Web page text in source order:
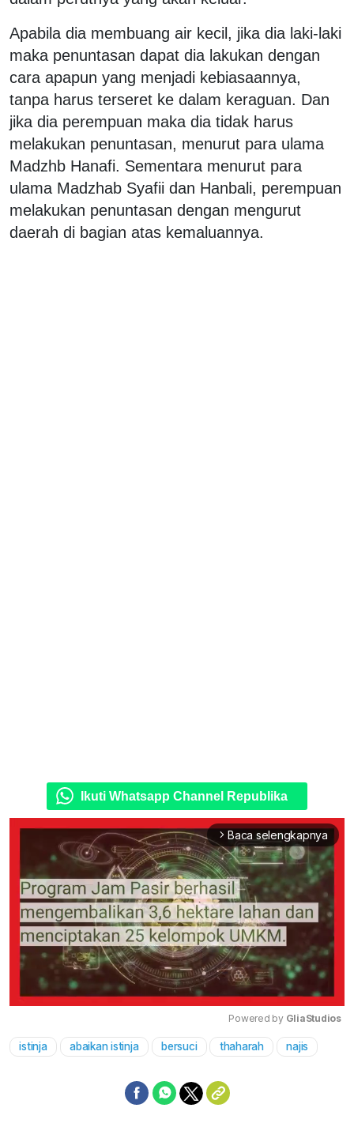
Apabila dia membuang air kecil, jika dia laki-laki
maka penuntasan dapat dia lakukan dengan
cara apapun yang menjadi kebiasaannya,
tanpa harus terseret ke dalam keraguan. Dan
jika dia perempuan maka dia tidak harus
melakukan penuntasan, menurut para ulama
Madzhb Hanafi. Sementara menurut para
ulama Madzhab Syafii dan Hanbali, perempuan
melakukan penuntasan dengan mengurut
daerah di bagian atas kemaluannya.
Ikuti Whatsapp Channel Republika
arrow_forward_ios Baca selengkapnya
Mute
Powered by GliaStudios
istinja abaikan istinja bersuci thaharah najis